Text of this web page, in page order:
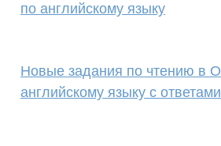
по английскому языку
Новые задания по чтению в
английскому языку с ответами